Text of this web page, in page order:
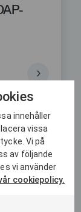
OS
innehåller
vissa
Vi på
av följande
vi använder
cookiepolicy.